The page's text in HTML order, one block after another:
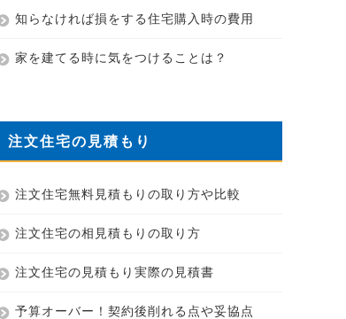
知らなければ損をする住宅購入時の費用
家を建てる時に気をつけることは？
注文住宅の見積もり
注文住宅無料見積もりの取り方や比較
注文住宅の相見積もりの取り方
注文住宅の見積もり実際の見積書
予算オーバー！契約後削れる点や妥協点